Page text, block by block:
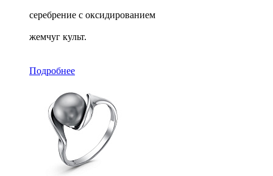
серебрение с оксидированием
жемчуг культ.
Подробнее